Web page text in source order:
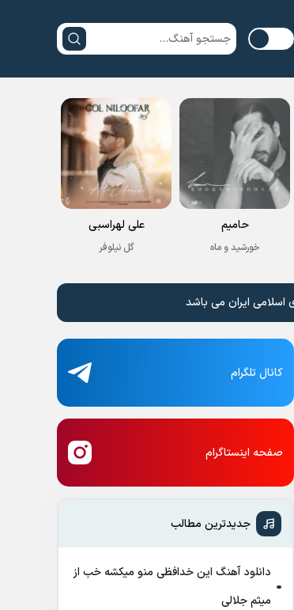
حامیم
خورشید و ماه
علی لهراسبی
گل نیلوفر
اسلامی ایران می باشد
کانال تلگرام
صفحه اینستاگرام
جدیدترین مطالب
دانلود آهنگ این خدافظی منو میکشه خب از
میثم جلالی